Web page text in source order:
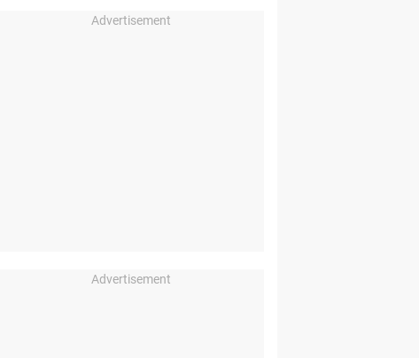
Advertisement
Advertisement